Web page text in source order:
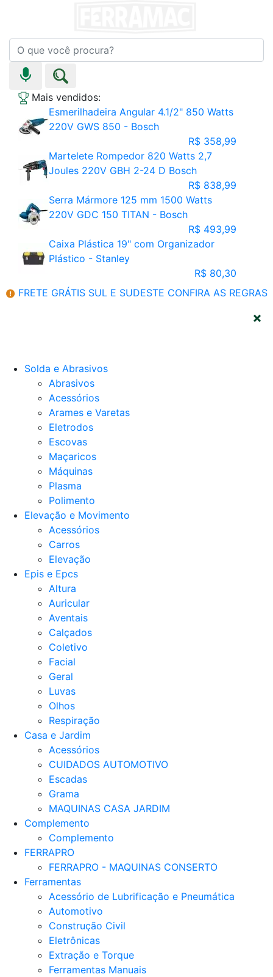
Mais vendidos:
Esmerilhadeira Angular 4.1/2" 850 Watts
220V GWS 850 - Bosch
R$ 358,99
Martelete Rompedor 820 Watts 2,7
Joules 220V GBH 2-24 D Bosch
R$ 838,99
Serra Mármore 125 mm 1500 Watts
220V GDC 150 TITAN - Bosch
R$ 493,99
Caixa Plástica 19" com Organizador
Plástico - Stanley
R$ 80,30
FRETE GRÁTIS SUL E SUDESTE CONFIRA AS REGRAS
Solda e Abrasivos
Abrasivos
Acessórios
Arames e Varetas
Eletrodos
Escovas
Maçaricos
Máquinas
Plasma
Polimento
Elevação e Movimento
Acessórios
Carros
Elevação
Epis e Epcs
Altura
Auricular
Aventais
Calçados
Coletivo
Facial
Geral
Luvas
Olhos
Respiração
Casa e Jardim
Acessórios
CUIDADOS AUTOMOTIVO
Escadas
Grama
MAQUINAS CASA JARDIM
Complemento
Complemento
FERRAPRO
FERRAPRO - MAQUINAS CONSERTO
Ferramentas
Acessório de Lubrificação e Pneumática
Automotivo
Construção Civil
Eletrônicas
Extração e Torque
Ferramentas Manuais